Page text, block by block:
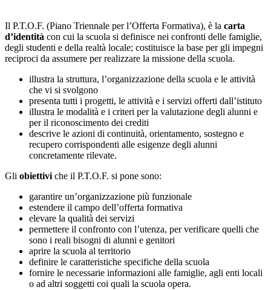
Il P.T.O.F. (Piano Triennale per l’Offerta Formativa), è la carta
d’identità con cui la scuola si definisce nei confronti delle famiglie,
degli studenti e della realtà locale; costituisce la base per gli impegni
reciproci da assumere per realizzare la missione della scuola.
illustra la struttura, l’organizzazione della scuola e le attività
che vi si svolgono
presenta tutti i progetti, le attività e i servizi offerti dall’istituto
illustra le modalità e i criteri per la valutazione degli alunni e
per il riconoscimento dei crediti
descrive le azioni di continuità, orientamento, sostegno e
recupero corrispondenti alle esigenze degli alunni
concretamente rilevate.
Gli obiettivi che il P.T.O.F. si pone sono:
garantire un’organizzazione più funzionale
estendere il campo dell’offerta formativa
elevare la qualità dei servizi
permettere il confronto con l’utenza, per verificare quelli che
sono i reali bisogni di alunni e genitori
aprire la scuola al territorio
definire le caratteristiche specifiche della scuola
fornire le necessarie informazioni alle famiglie, agli enti locali
o ad altri soggetti coi quali la scuola opera.